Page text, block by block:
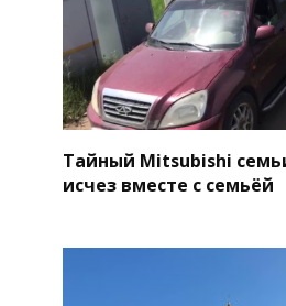
Тайный Mitsubishi
исчез вместе с семьёй